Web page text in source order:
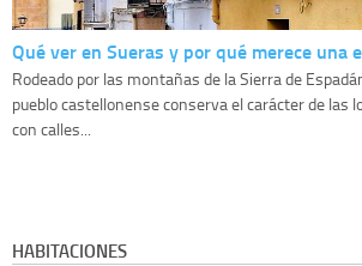
Qué ver en Sueras y por qué merece una
Rodeado por las montañas de la Sierra de
pueblo castellonense conserva el carácter de las
con calles...
HABITACIONES